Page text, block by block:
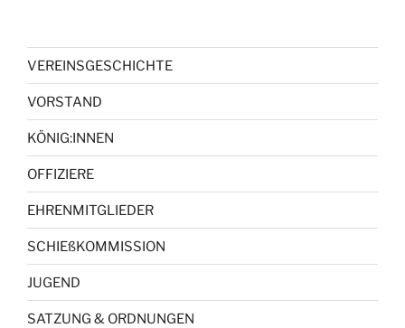
VEREINSGESCHICHTE
VORSTAND
KÖNIG:INNEN
OFFIZIERE
EHRENMITGLIEDER
SCHIEßKOMMISSION
JUGEND
SATZUNG & ORDNUNGEN